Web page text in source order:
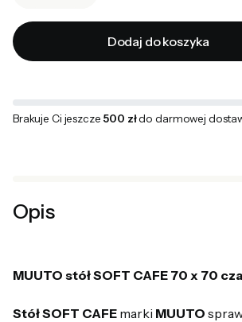
Dodaj do koszyka
Brakuje Ci jeszcze 500 złdo darmowej
Opis
MUUTO stół SOFT CAFE 70 x 70
Stół SOFT CAFE marki MUUTO